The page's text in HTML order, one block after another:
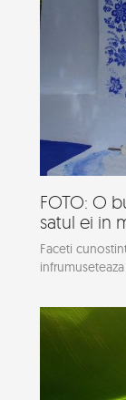
FOTO: O
satul ei in
Faceti